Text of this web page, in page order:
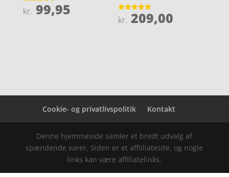
Vurderet
4.4
kr. 99,95
Vurderet
5
kr. 209,00
Cookie- og privatlivspolitik Kontakt
Denne hjemmeside samler et bredt udvalg af
spændende varer. Siden er et affiiliatesite, og nogle
links kan være affiliatelinks.